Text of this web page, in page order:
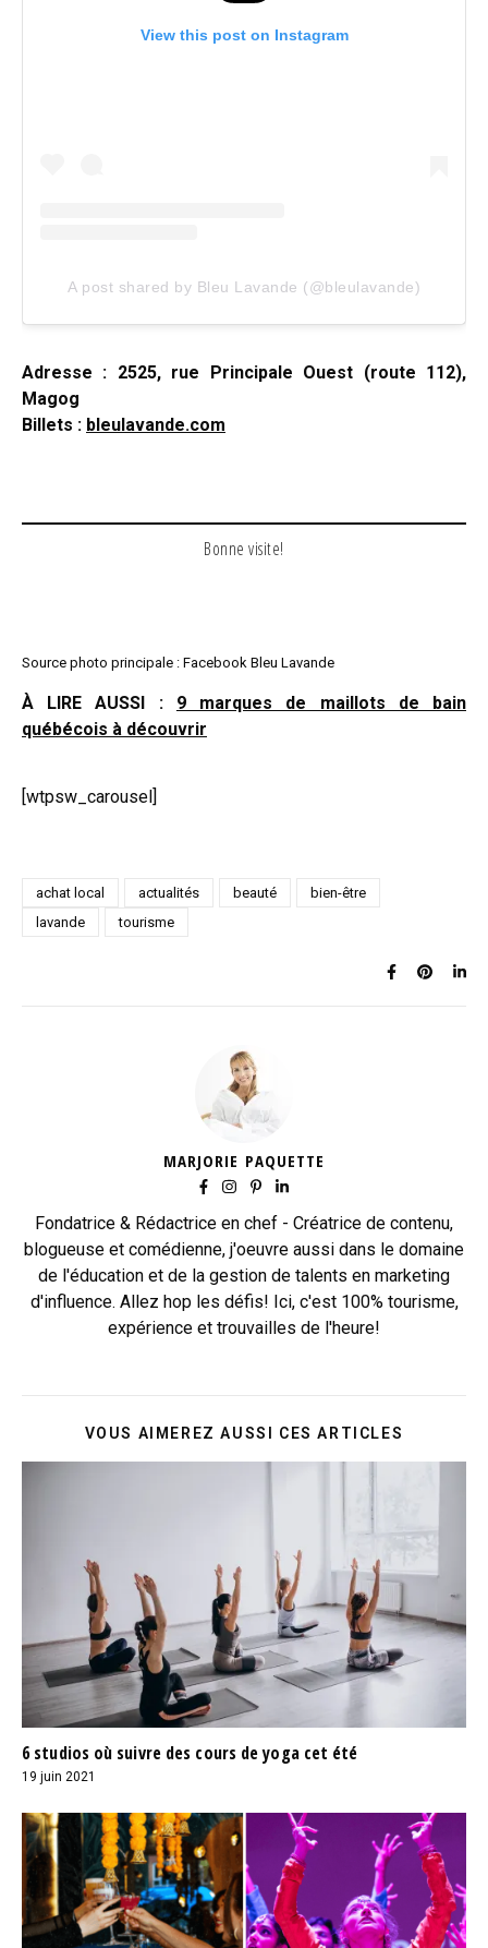
View this post on Instagram
A post shared by Bleu Lavande (@bleulavande)
Adresse : 2525, rue Principale Ouest (route 112),
Magog
Billets : bleulavande.com
Bonne visite!
Source photo principale : Facebook Bleu Lavande
À LIRE AUSSI : 9 marques de maillots de bain
québécois à découvrir
[wtpsw_carousel]
achat local actualités beauté
bien-être
lavande
tourisme
MARJORIE PAQUETTE
Fondatrice & Rédactrice en chef - Créatrice de contenu,
blogueuse et comédienne, j'oeuvre aussi dans le domaine
de l'éducation et de la gestion de talents en marketing
d'influence. Allez hop les défis! Ici, c'est 100% tourisme,
expérience et trouvailles de l'heure!
VOUS AIMEREZ AUSSI CES ARTICLES
6 studios où suivre des cours de yoga cet été
19 juin 2021